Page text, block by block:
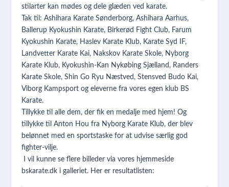
stilarter kan mødes og dele glæden ved karate.
Tak til: Ashihara Karate Sønderborg, Ashihara Aarhus,
Ballerup Kyokushin Karate, Birkerød Fight Club, Farum
Kyokushin Karate, Haslev Karate Klub, Karate Syd IF,
Landvetter Karate Kai, Nakskov Karate Skole, Nyborg
Karate Klub, Kyokushin-Kan Nykøbing Sjælland, Randers
Karate Skole, Shin Go Ryu Næstved, Stensved Budo Kai,
Viborg Kampsport og eleverne fra vores egen klub BS
Karate.
Tillykke til alle dem, der fik en medalje med hjem! Og
tillykke til Anton Hou fra Nyborg Karate Klub, der blev
belønnet med en sportstaske for at udvise særlig god
fighter-vilje.
I vil kunne se flere billeder via vores hjemmeside
bskarate.dk i galleriet. Her er resultatlisten: